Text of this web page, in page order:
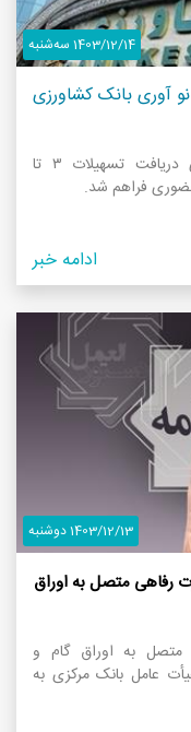
1403/12/14 سه‌شنبه
آوری بانک کشاورزی
امکان افتتاح حساب در طرح نوآور برای دریافت تسهیلات ۳ تا
ادامه خبر
1403/12/13 دوشنبه
رفاهی متصل به اوراق
متصل به اوراق گام و
عامل بانک مرکزی به